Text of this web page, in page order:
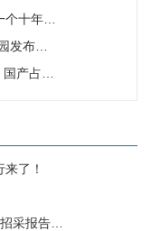
慧医疗
AI 调研
续领跑！
了！
2成中标份额